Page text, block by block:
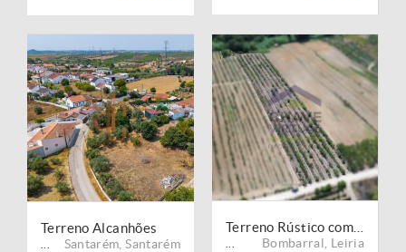
Terreno Alcanhões
Santarém ,Santarém Bombarral Leiria